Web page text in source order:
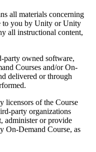
all materials concerning
to you by Unity or Unity
all instructional content,
party owned software,
Courses and/or On-
delivered or through
licensors of the Course
party organizations
administer or provide
On-Demand Course, as